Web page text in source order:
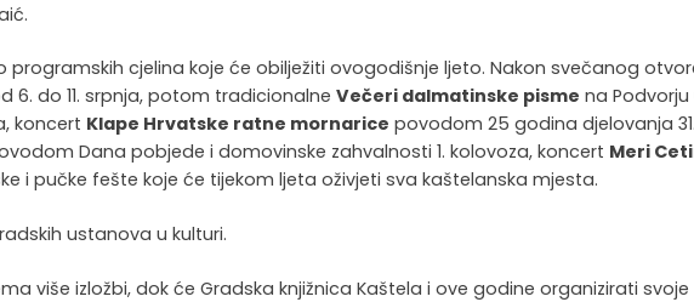
programskih cjelina koje će obilježiti ovogodišnje ljeto. Nakon svečanog
6. do 11. srpnja, potom tradicionalneVečeri dalmatinske pisme na Podvorju
koncert Klape Hrvatske ratne mornarice povodom 25 godina djelovanja 31.
Dana pobjede i domovinske zahvalnosti 1. kolovoza, koncert Meri
i pučke fešte koje će tijekom ljeta oživjeti sva kaštelanska mjesta.
ustanova u kulturi.
više izložbi, dok će Gradska knjižnica Kaštela i ove godine organizirati svoje